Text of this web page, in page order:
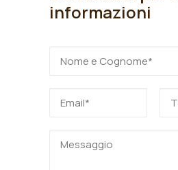
informazioni